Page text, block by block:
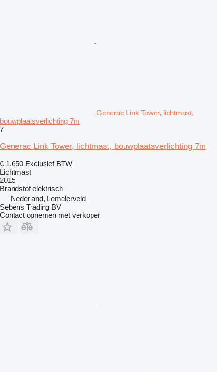
Generac Link Tower, lichtmast,
bouwplaatsverlichting 7m
7
Generac Link Tower, lichtmast, bouwplaatsverlichting 7m
€ 1.650 Exclusief BTW
Lichtmast
2015
Brandstof elektrisch
Nederland, Lemelerveld
Sebens Trading BV
Contact opnemen met verkoper